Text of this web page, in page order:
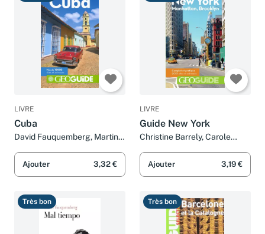
LIVRE
Cuba
David Fauquemberg, Martin
Ajouter 3,32 €
LIVRE
Guide New York
Christine Barrely, Carole
Fauquemberg et Collectifs
Ajouter 3,19 €
Très bon Très bon